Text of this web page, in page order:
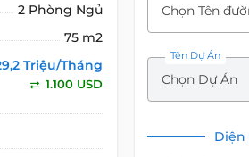
2 Phòng Ngủ
75 m2
Triệu/Tháng
1.100 USD
Chọn Tên
Tên Dự Án
Chọn Dự Án
Diện